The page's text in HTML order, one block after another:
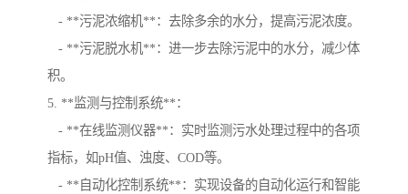
- **污泥浓缩机**：去除多余的水分，提高污泥浓度。
- **污泥脱水机**：进一步去除污泥中的水分，减少体
积。
5. **监测与控制系统**：
- **在线监测仪器**：实时监测污水处理过程中的各项
指标，如pH值、浊度、COD等。
- **自动化控制系统**：实现设备的自动化运行和智能